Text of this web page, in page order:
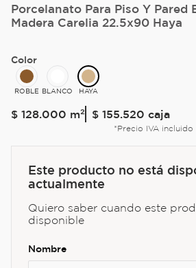
Porcelanato Para Piso Y Pared
Madera Carelia 22.5x90 Haya
Color
ROBLE BLANCO HAYA
$ 128.000 m² $ 155.520 caja
*Precio IVA incluido
Este producto no está
actualmente
Quiero saber cuando este
disponible